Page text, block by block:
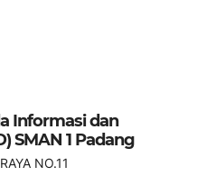
Informasi dan
SMAN 1 Padang
NO.11